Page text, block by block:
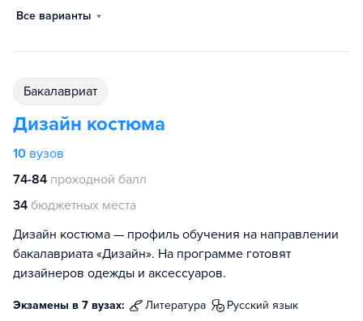
Все варианты
бакалавриат
Дизайн костюма
10 вузов
74-84 проходной балл
34 бюджетных места
Дизайн костюма — профиль обучения на направлении
бакалавриата «Дизайн». На программе готовят
дизайнеров одежды и аксессуаров.
Экзамены в 7 вузах: литература
русский язык